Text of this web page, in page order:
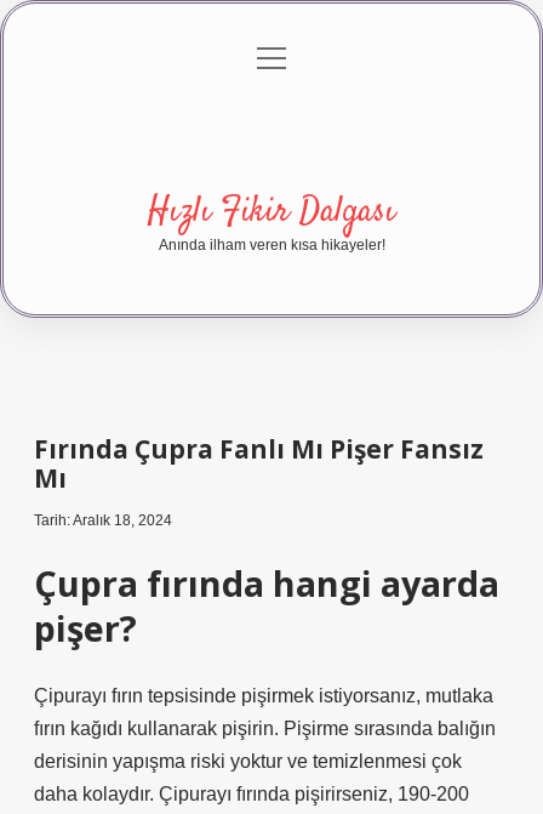
Gizlilik Politikası
menüyü
Hızlı Fikir Dalgası
Anında ilham veren kısa hikayeler!
Fırında Çupra Fanlı Mı Pişer Fansız
Mı
Tarih: Aralık 18, 2024
Çupra fırında hangi ayarda
pişer?
Çipurayı fırın tepsisinde pişirmek istiyorsanız, mutlaka
fırın kağıdı kullanarak pişirin. Pişirme sırasında balığın
derisinin yapışma riski yoktur ve temizlenmesi çok
daha kolaydır. Çipurayı fırında pişirirseniz, 190-200